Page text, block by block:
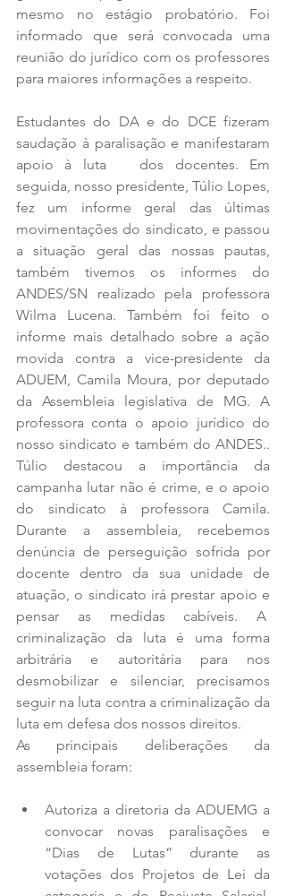
mesmo no estágio probatório. Foi
informado que será convocada uma
reunião do jurídico com os professores
para maiores informações a respeito.
Estudantes do DA e do DCE fizeram
saudação à paralisação e manifestaram
apoio à luta   dos docentes. Em
seguida, nosso presidente, Túlio Lopes,
fez um informe geral das últimas
movimentações do sindicato, e passou
a situação geral das nossas pautas,
também tivemos os informes do
ANDES/SN realizado pela professora
Wilma Lucena. Também foi feito o
informe mais detalhado sobre a ação
movida contra a vice-presidente da
ADUEM, Camila Moura, por deputado
da Assembleia legislativa de MG. A
professora conta o apoio jurídico do
nosso sindicato e também do ANDES..
Túlio destacou a importância da
campanha lutar não é crime, e o apoio
do sindicato à professora Camila.
Durante a assembleia, recebemos
denúncia de perseguição sofrida por
docente dentro da sua unidade de
atuação, o sindicato irá prestar apoio e
pensar as medidas cabíveis. A
criminalização da luta é uma forma
arbitrária e autoritária para nos
desmobilizar e silenciar, precisamos
seguir na luta contra a criminalização da
luta em defesa dos nossos direitos.
As principais deliberações da
assembleia foram:
Autoriza a diretoria da ADUEMG a
convocar novas paralisações e
“Dias de Lutas” durante as
votações dos Projetos de Lei da